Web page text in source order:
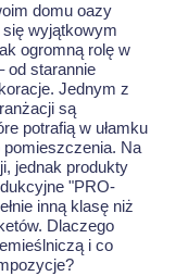
domu oazy
wyjątkowym
ogromną rolę w
od starannie
Jednym z
są
potrafią w ułamku
Na
jednak produkty
"PRO-
inną klasę niż
Dlaczego
i co